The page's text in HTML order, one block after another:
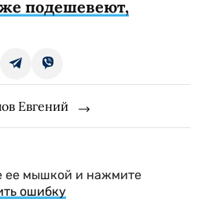
подешевеют,
Евгений
ее мышкой и нажмите
ошибку